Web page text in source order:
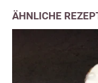
ÄHNLICHE